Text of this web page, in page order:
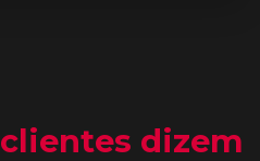
clientes dizem